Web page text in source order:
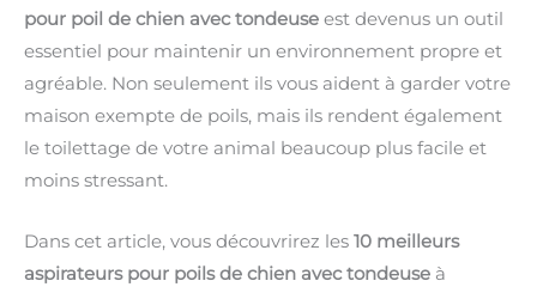
pour poil de chien avec tondeuse est devenus un outil
essentiel pour maintenir un environnement propre et
agréable. Non seulement ils vous aident à garder votre
maison exempte de poils, mais ils rendent également
le toilettage de votre animal beaucoup plus facile et
moins stressant.
Dans cet article, vous découvrirez les 10 meilleurs
aspirateurs pour poils de chien avec tondeuse à